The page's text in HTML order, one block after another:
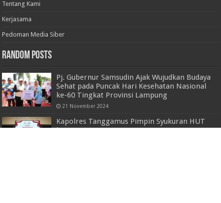
Tentang Kami
Kerjasama
Pedoman Media Siber
Random Posts
Pj. Gubernur Samsudin Ajak Wujudkan Budaya
Sehat pada Puncak Hari Kesehatan Nasional
ke-60 Tingkat Provinsi Lampung
21 November 2024
Kapolres Tanggamus Pimpin Syukuran HUT
ke-44 Satpam